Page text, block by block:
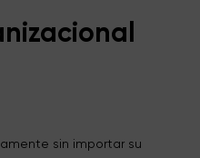
sin importar su